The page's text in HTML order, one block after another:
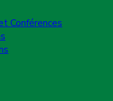
Conférences